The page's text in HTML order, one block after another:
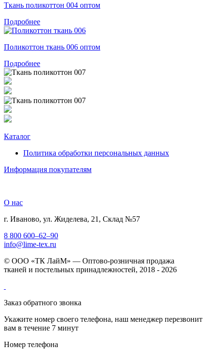
Ткань поликоттон 004 оптом
Подробнее
Поликоттон ткань 006 оптом
Подробнее
Каталог
Политика обработки персональных данных
Информация покупателям
О нас
г. Иваново, ул. Жиделева, 21, Склад №57
8 800 600–62–90
info@lime-tex.ru
© ООО «ТК ЛайМ» — Оптово-розничная продажа
тканей и постельных принадлежностей, 2018 - 2026
Заказ обратного звонка
Укажите номер своего телефона, наш менеджер перезвонит
вам в течение 7 минут
Номер телефона